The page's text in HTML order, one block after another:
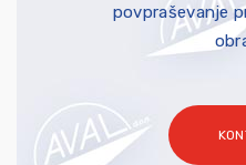
povpraševanje